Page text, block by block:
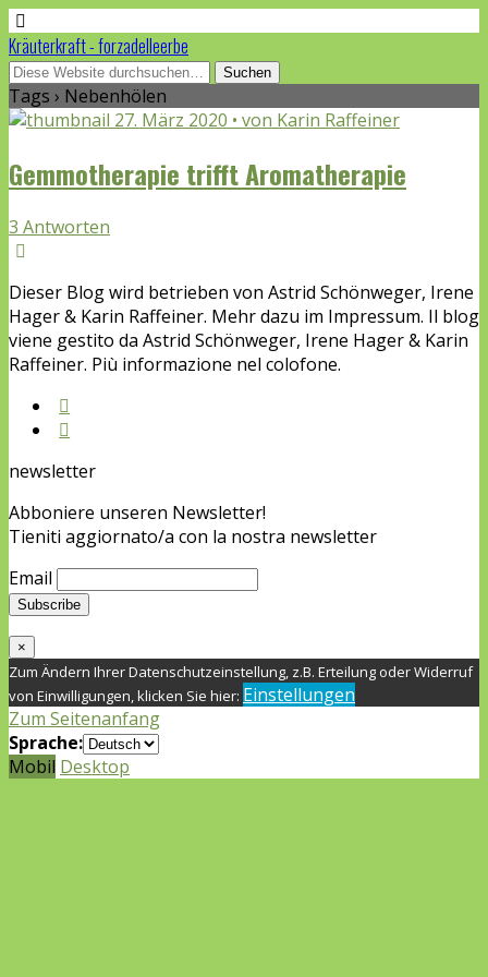
Kräuterkraft - forzadelleerbe
Tags › Nebenhölen
27. März 2020 • von Karin Raffeiner
Gemmotherapie trifft Aromatherapie
3 Antworten
Dieser Blog wird betrieben von Astrid Schönweger, Irene
Hager & Karin Raffeiner. Mehr dazu im Impressum. Il blog
viene gestito da Astrid Schönweger, Irene Hager & Karin
Raffeiner. Più informazione nel colofone.
newsletter
Abboniere unseren Newsletter!
Tieniti aggiornato/a con la nostra newsletter
Email
×
Zum Ändern Ihrer Datenschutzeinstellung, z.B. Erteilung oder Widerruf
von Einwilligungen, klicken Sie hier: Einstellungen
Zum Seitenanfang
Sprache:
Mobil Desktop